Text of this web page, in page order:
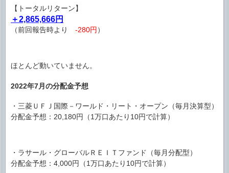
【トータルリターン】
＋2,865,666円
（前回報告時より -280円 ）
ほとんど動いていません。
2022年7月の分配金予想
・三菱ＵＦＪ国際－ワールド・リート・オープン（毎月決算型）
分配金予想：20,180円（1万口あたり10円で計算）
・ラサール・グローバルＲＥＩＴファンド（毎月分配型）
分配金予想：4,000円（1万口あたり10円で計算）